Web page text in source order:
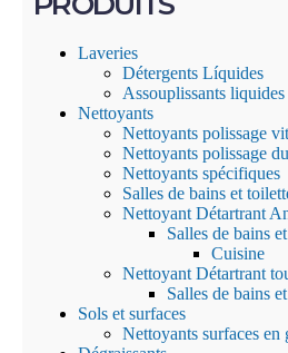
Laveries
Détergents Líquides
Assouplissants liquides
Nettoyants
Nettoyants polissage
Nettoyants polissage
Nettoyants spécifiques
Salles de bains et
Nettoyant Détartrant
Salles de bains
Cuisine
Nettoyant Détartrant
Salles de bains
Sols et surfaces
Nettoyants surfaces en